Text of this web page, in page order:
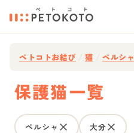
ペトコトお結び 猫 ペルシャ
保護猫一覧
ペルシャ 大分